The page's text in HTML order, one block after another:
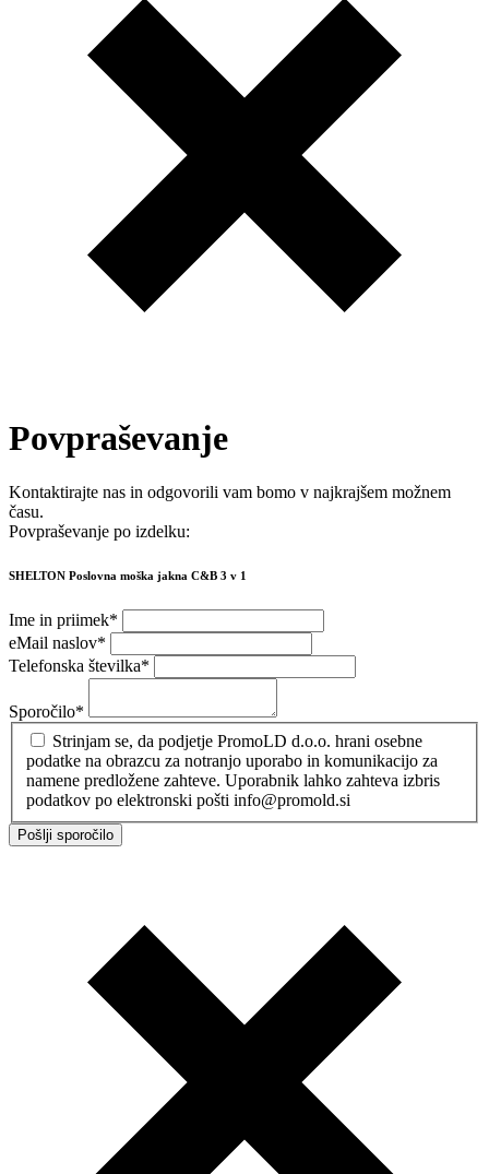
Povpraševanje
Kontaktirajte nas in odgovorili vam bomo v najkrajšem možnem
času.
Povpraševanje po izdelku:
SHELTON Poslovna moška jakna C&B 3 v 1
Ime in priimek*
eMail naslov*
Telefonska številka*
Sporočilo*
Strinjam se, da podjetje PromoLD d.o.o. hrani osebne
podatke na obrazcu za notranjo uporabo in komunikacijo za
namene predložene zahteve. Uporabnik lahko zahteva izbris
podatkov po elektronski pošti info@promold.si
Pošlji sporočilo